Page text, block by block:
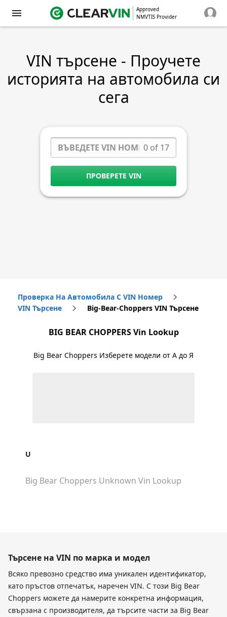
Approved
NMVTIS Provider
VIN търсене - Проучете
историята на автомобила си
сега
0 of 17
ПРОВЕРЕТЕ VIN
Проверка На Автомобила С VIN Номер
VIN Търсене
Big-Bear-Choppers VIN Търсене
BIG BEAR CHOPPERS Vin Lookup
Big Bear Choppers Изберете модели от А до Я
U
Big Bear Choppers Unknown Vin Lookup
Търсене на VIN по марка и модел
Всяко превозно средство има уникален идентификатор,
като пръстов отпечатък, наречен VIN. С този Big Bear
Choppers можете да намерите конкретна информация,
свързана с производителя, да търсите части за Big Bear